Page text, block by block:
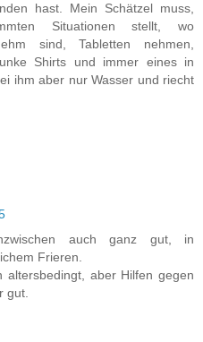
hast. Mein Schätzel muss,
Situationen stellt, wo
sind, Tabletten nehmen,
Shirts und immer eines in
ihm aber nur Wasser und riecht
auch ganz gut, in
Frieren.
altersbedingt, aber Hilfen gegen
gut.